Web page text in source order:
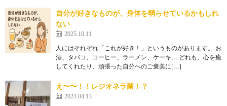
自分が好きなものが、身体を弱らせているかもしれ
ない
2025.10.11
人にはそれぞれ「これが好き！」というものがあります。 お
酒、タバコ、コーヒー、ラーメン、ケーキ… どれも、心を癒
してくれたり、頑張った自分へのご褒美に[…]
え〜〜！！レジオネラ菌！？
2023.04.13